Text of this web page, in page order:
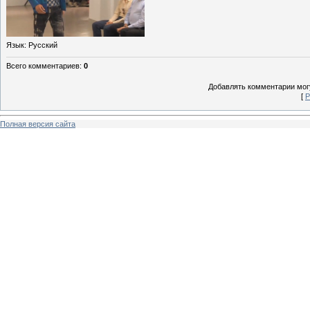
Язык: Русский
Всего комментариев: 0
Добавлять комментарии
[
Полная версия сайта